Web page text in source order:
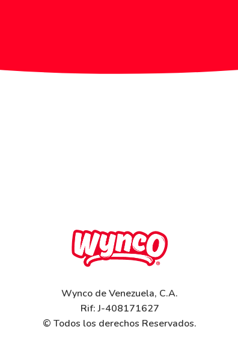
Wynco de Venezuela, C.A.
Rif: J-408171627
© Todos los derechos Reservados.